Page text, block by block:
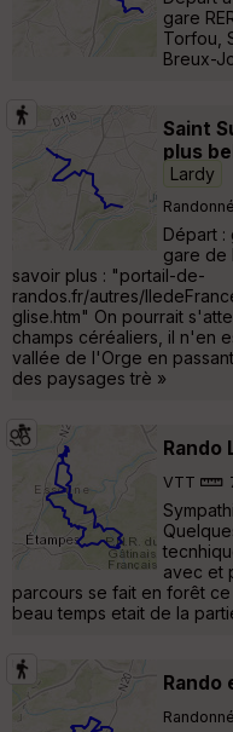
gare
Torfou,
Breux-
Saint
plus
Lardy
Départ :
gare de
savoir plus : "portail-de-
randos.fr/autres/
glise.htm" On pourrait
champs céréaliers, il n'en
vallée de l'Orge en
des paysages trè »
Rando
VTT
avec et
parcours se fait en forêt
beau temps etait de la
Rando